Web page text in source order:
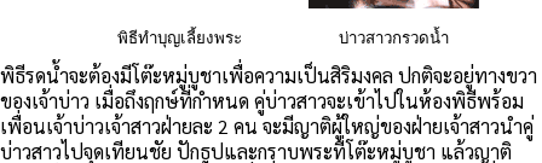
พิธีทำบุญเลี้ยงพระ บ่าวสาวกรวดน้ำ
พิธีรดน้ำจะต้องมีโต๊ะหมู่บูชาเพื่อความเป็นสิริมงคล ปกติจะอยู่ทางขวา
ของเจ้าบ่าว เมื่อถึงฤกษ์ที่กำหนด คู่บ่าวสาวจะเข้าไปในห้องพิธีพร้อม
เพื่อนเจ้าบ่าวเจ้าสาวฝ่ายละ 2 คน จะมีญาติผู้ใหญ่ของฝ่ายเจ้าสาวนำคู่
บ่าวสาวไปจุดเทียนชัย ปักธูปและกราบพระที่โต๊ะหมู่บูชา แล้วญาติ